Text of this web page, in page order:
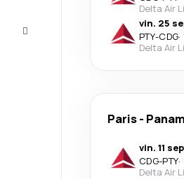
Delta Air
vin. 25
PTY-CDG·
Delta Air
Paris-
vin. 11
CDG-PTY·
Delta Air